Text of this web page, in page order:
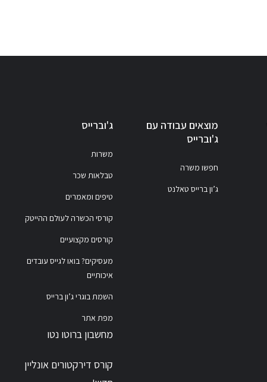
מוצאים עבודה עם
ג'וברייס
חפשו משרה
ג’ון ברייס טאלנט
ג'וברייס
משרות
טבלאות שכר
טיפים ומאמרים
קורסי הכשרה לעולם ההייטק
קורסים מקצועיים
מעסיקים? בואו לגייס עובדים
איכותיים
השמת בוגרי ג’ון ברייס
מפת אתר
מחשבון ברוטו נטו
קורס דירקטורים אונליין